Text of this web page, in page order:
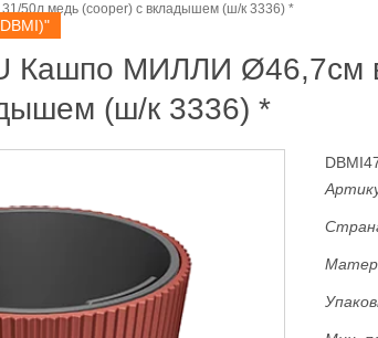
50л медь (cooper) с вкладышем (ш/к 3336) *
Кашпо МИЛЛИ Ø46,7см
(ш/к 3336) *